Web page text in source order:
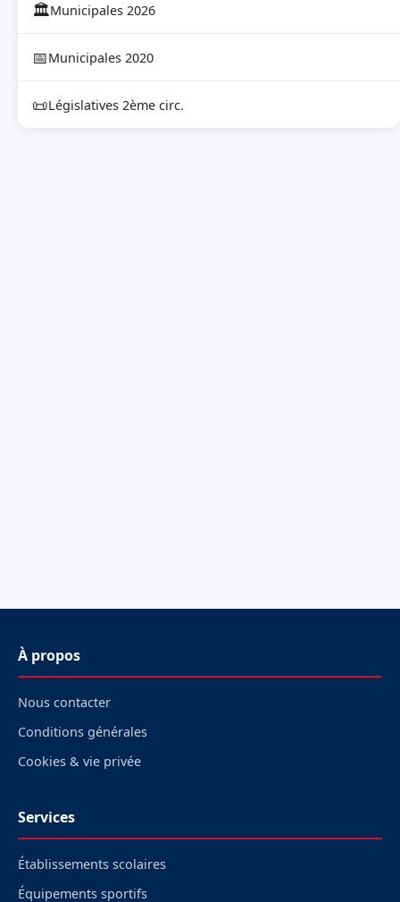
🏛Municipales 2026
📅Municipales 2020
📜Législatives 2ème circ.
À propos
Nous contacter
Conditions générales
Cookies & vie privée
Services
Établissements scolaires
Équipements sportifs